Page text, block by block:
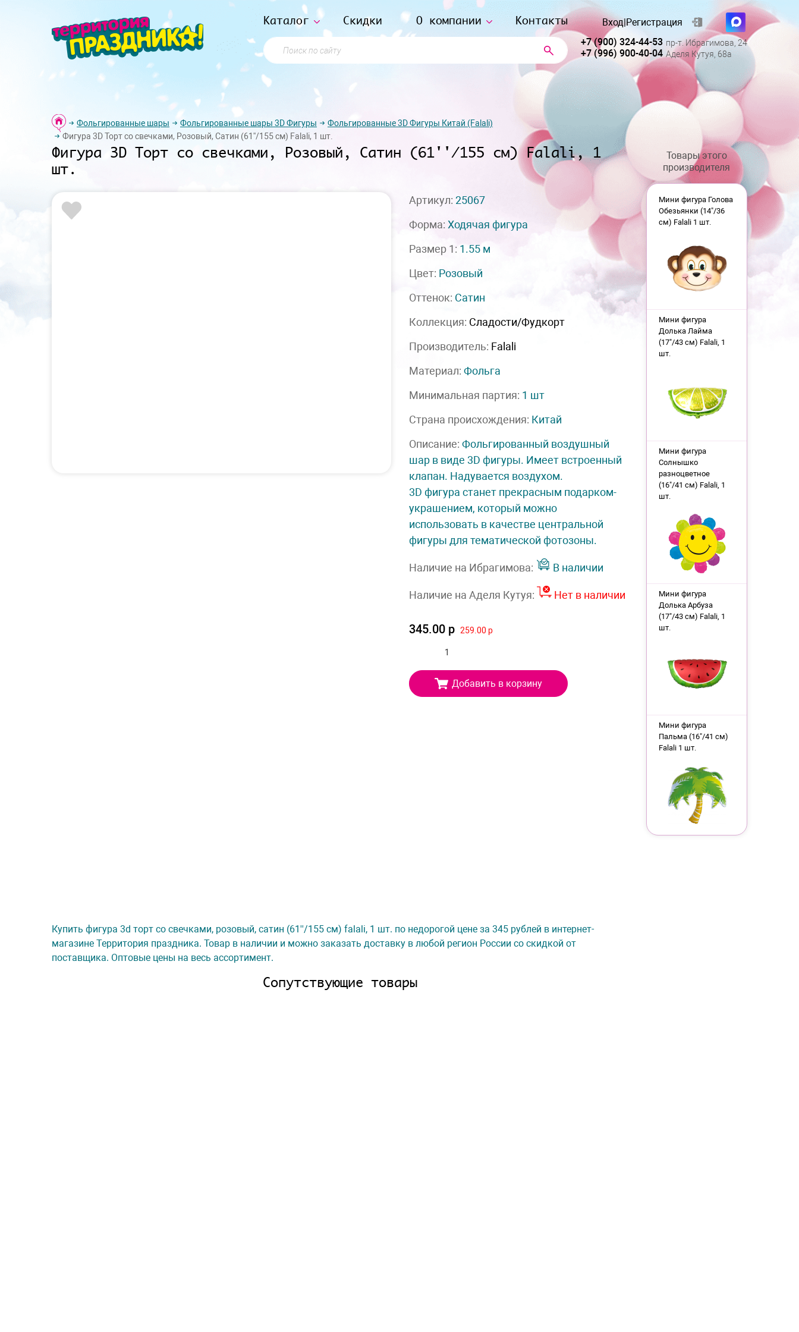
Каталог Скидки О компании Контакты
Поиск по сайту
Вход|Регистрация
+7 (900) 324-44-53 пр-т. Ибрагимова, 24
+7 (996) 900-40-04 Аделя Кутуя, 68а
Фольгированные шары Фольгированные шары 3D Фигуры
Фольгированные 3D Фигуры Китай (Falali)
Фигура 3D Торт со свечками, Розовый, Сатин (61''/155 см) Falali, 1 шт.
Фигура 3D Торт со свечками, Розовый, Сатин (61''/155 см) Falali, 1
шт.
Артикул: 25067
Форма: Ходячая фигура
Размер 1: 1.55 м
Цвет: Розовый
Оттенок: Сатин
Коллекция: Сладости/Фудкорт
Производитель: Falali
Материал: Фольга
Минимальная партия: 1 шт
Страна происхождения: Китай
Описание: Фольгированный воздушный
шар в виде 3D фигуры. Имеет встроенный
клапан. Надувается воздухом.
3D фигура станет прекрасным подарком-
украшением, который можно
использовать в качестве центральной
фигуры для тематической фотозоны.
Наличие на Ибрагимова: В наличии
Наличие на Аделя Кутуя: Нет в наличии
345.00 р 259.00 р
Добавить в корзину
Купить фигура 3d торт со свечками, розовый, сатин (61''/155 см) falali, 1 шт. по недорогой цене за 345 рублей в интернет-
магазине Территория праздника. Товар в наличии и можно заказать доставку в любой регион России со скидкой от
поставщика. Оптовые цены на весь ассортимент.
Сопутствующие товары
Товары этого
производителя
Мини фигура Голова
Обезьянки (14"/36
см) Falali 1 шт.
Мини фигура
Долька Лайма
(17"/43 см) Falali, 1
шт.
Мини фигура
Солнышко
разноцветное
(16"/41 см) Falali, 1
шт.
Мини фигура
Долька Арбуза
(17"/43 см) Falali, 1
шт.
Мини фигура
Пальма (16"/41 см)
Falali 1 шт.